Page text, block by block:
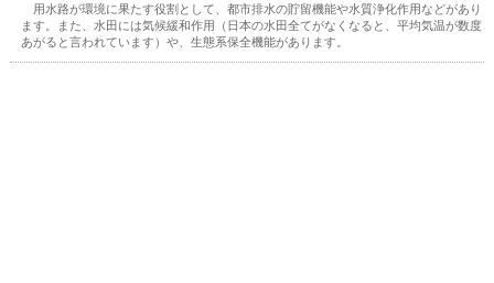
用水路が環境に果たす役割として、都市排水の貯留機能や水質浄化作用などがあり
ます。また、水田には気候緩和作用（日本の水田全てがなくなると、平均気温が数度
あがると言われています）や、生態系保全機能があります。